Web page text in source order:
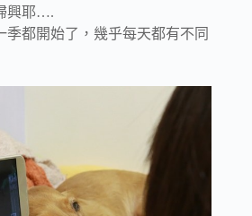
興耶….
季都開始了，幾乎每天都有不同